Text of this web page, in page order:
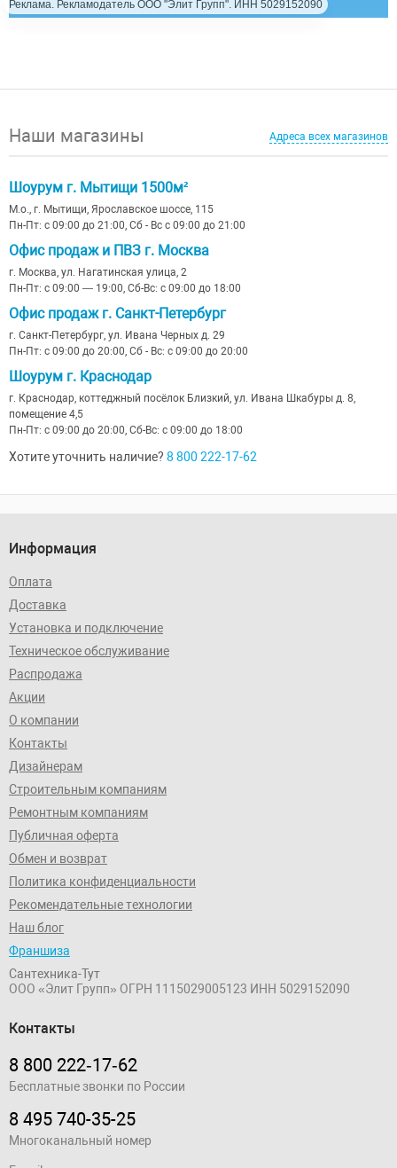
Реклама. Рекламодатель ООО "Элит Групп". ИНН 5029152090
Наши магазины Адреса всех магазинов
Шоурум г. Мытищи 1500м²
М.о., г. Мытищи, Ярославское шоссе, 115
Пн-Пт: с 09:00 до 21:00, Сб - Вс с 09:00 до 21:00
Офис продаж и ПВЗ г. Москва
г. Москва, ул. Нагатинская улица, 2
Пн-Пт: с 09:00 — 19:00, Сб-Вс: с 09:00 до 18:00
Офис продаж г. Санкт-Петербург
г. Санкт-Петербург, ул. Ивана Черных д. 29
Пн-Пт: с 09:00 до 20:00, Сб - Вс: с 09:00 до 20:00
Шоурум г. Краснодар
г. Краснодар, коттеджный посёлок Близкий, ул. Ивана Шкабуры д. 8,
помещение 4,5
Пн-Пт: с 09:00 до 20:00, Сб-Вс: с 09:00 до 18:00
Хотите уточнить наличие? 8 800 222-17-62
Информация
Оплата
Доставка
Установка и подключение
Техническое обслуживание
Распродажа
Акции
О компании
Контакты
Дизайнерам
Строительным компаниям
Ремонтным компаниям
Публичная оферта
Обмен и возврат
Политика конфиденциальности
Рекомендательные технологии
Наш блог
Франшиза
Сантехника-Тут
ООО «Элит Групп» ОГРН 1115029005123 ИНН 5029152090
Контакты
8 800 222‑17‑62
Бесплатные звонки по России
8 495 740-35-25
Многоканальный номер